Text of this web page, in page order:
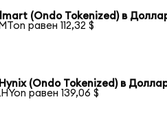
(Ondo Tokenized) в
равен 112,32 $
(Ondo Tokenized) в
равен 139,06 $